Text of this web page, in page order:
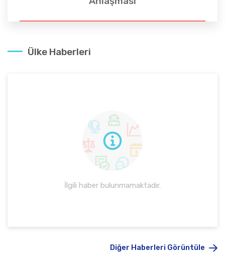
Ülke Haberleri
İlgili haber bulunmamaktadır.
Diğer Haberleri Görüntüle